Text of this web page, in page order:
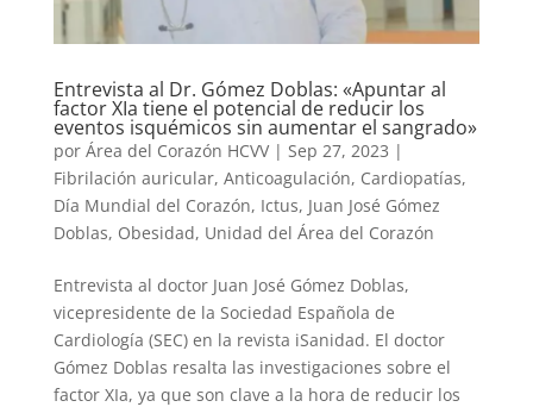
Entrevista al Dr. Gómez Doblas: «Apuntar al
factor XIa tiene el potencial de reducir los
eventos isquémicos sin aumentar el sangrado»
por Área del Corazón HCVV| Sep 27, 2023 |
Fibrilación auricular, Anticoagulación, Cardiopatías,
Día Mundial del Corazón, Ictus, Juan José Gómez
Doblas, Obesidad, Unidad del Área del Corazón
Entrevista al doctor Juan José Gómez Doblas,
vicepresidente de la Sociedad Española de
Cardiología (SEC) en la revista iSanidad. El doctor
Gómez Doblas resalta las investigaciones sobre el
factor XIa, ya que son clave a la hora de reducir los